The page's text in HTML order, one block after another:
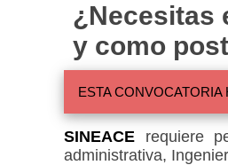
¿Necesitas
y como
ESTA
SINEACE requiere
administrativa,